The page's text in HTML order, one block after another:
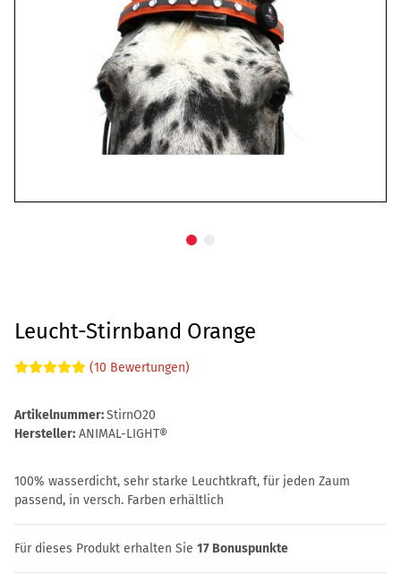
Leucht-Stirnband Orange
(10 Bewertungen)
Artikelnummer:StirnO20
Hersteller: ANIMAL-LIGHT®
100% wasserdicht, sehr starke Leuchtkraft, für jeden Zaum
passend, in versch. Farben erhältlich
Für dieses Produkt erhalten Sie 17 Bonuspunkte